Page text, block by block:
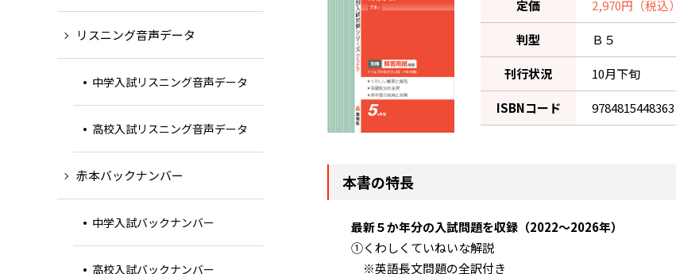
定価 2,970円（税込）
判型 Ｂ５
刊行状況 10月下旬
ISBNコード 9784815448363
本書の特長
最新５か年分の入試問題を収録（2022～2026年）
①くわしくていねいな解説
※英語長文問題の全訳付き
リスニング音声データ
中学入試リスニング音声データ
高校入試リスニング音声データ
赤本バックナンバー
中学入試バックナンバー
高校入試バックナンバー